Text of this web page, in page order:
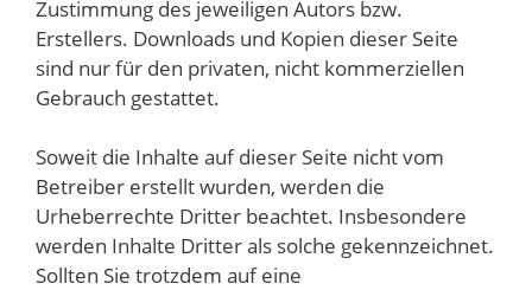
Zustimmung des jeweiligen Autors bzw.
Erstellers. Downloads und Kopien dieser Seite
sind nur für den privaten, nicht kommerziellen
Gebrauch gestattet.
Soweit die Inhalte auf dieser Seite nicht vom
Betreiber erstellt wurden, werden die
Urheberrechte Dritter beachtet. Insbesondere
werden Inhalte Dritter als solche gekennzeichnet.
Sollten Sie trotzdem auf eine